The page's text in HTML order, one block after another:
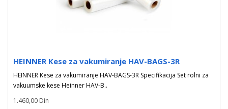
HEINNER Kese za vakumiranje HAV-BAGS-3R
HEINNER Kese za vakumiranje HAV-BAGS-3R Specifikacija Set rolni za
vakuumske kese Heinner HAV-B..
1.460,00 Din